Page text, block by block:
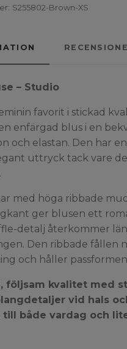
S255802-Brown-XS
– Studio
favorit i stickad
enfärgad blus i en
och elastan. Den har
uttryck tack vare
med höga ribbade
ger blusen ett
detalj återkommer
Den ribbade fållen
och håller
följsam kvalitet med
vid hals
till både vardag och